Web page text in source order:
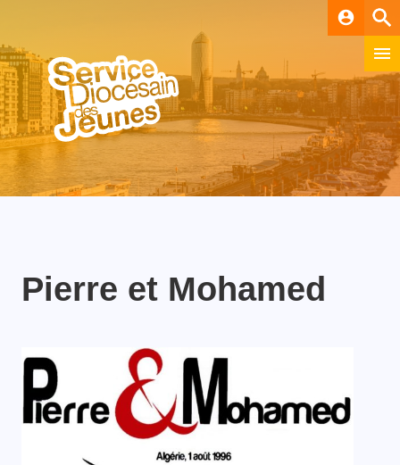
account_circle
Pierre et Mohamed